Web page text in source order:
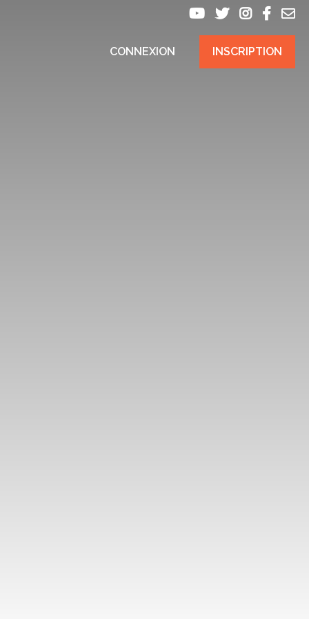
CONNEXION INSCRIPTION